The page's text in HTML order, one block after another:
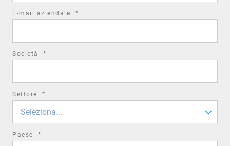
E-mail aziendale *
Società *
Settore *
Seleziona...
Paese *